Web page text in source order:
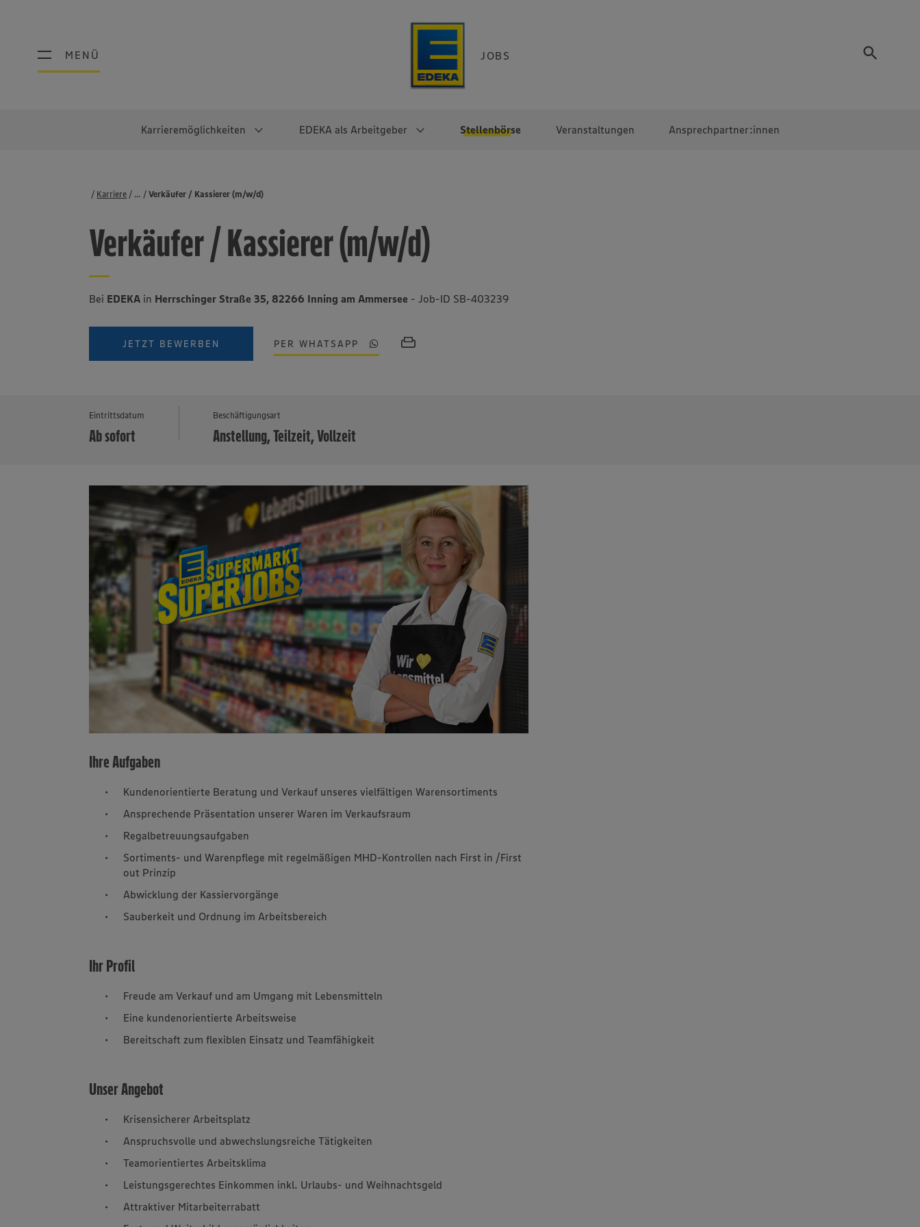
MENÜ JOBS
MENÜ
Karrieremöglichkeiten EDEKA als Arbeitgeber Stellenbörse Veranstaltungen Ansprechpartner:innen
Schülerpraktikum Abschlussarbeiten
Werkstudierendentätigkeit
Direkteinstieg
Noch Fragen?
Faires Gehalt
Diversität
Lebensmittelproduktion
Lager & Logistik
EDEKA-Zentrale
EDEKA Fruchtkontor
EDEKA-
Regionalgesellschaften
Karriere Stellenbörse
Verkäufer / Kassierer (m/w/d)
...
Verkäufer / Kassierer (m/w/d)
Bei EDEKA in Herrschinger Straße 35, 82266 Inning am Ammersee - Job-ID SB-403239
JETZT BEWERBEN PER WHATSAPP
Eintrittsdatum
Ab sofort
Beschäftigungsart
Anstellung, Teilzeit, Vollzeit
Ihre Aufgaben
Kundenorientierte Beratung und Verkauf unseres vielfältigen Warensortiments
Ansprechende Präsentation unserer Waren im Verkaufsraum
Regalbetreuungsaufgaben
Sortiments- und Warenpflege mit regelmäßigen MHD-Kontrollen nach First in /First
out Prinzip
Abwicklung der Kassiervorgänge
Sauberkeit und Ordnung im Arbeitsbereich
Ihr Profil
Freude am Verkauf und am Umgang mit Lebensmitteln
Eine kundenorientierte Arbeitsweise
Bereitschaft zum flexiblen Einsatz und Teamfähigkeit
Unser Angebot
Krisensicherer Arbeitsplatz
Anspruchsvolle und abwechslungsreiche Tätigkeiten
Teamorientiertes Arbeitsklima
Leistungsgerechtes Einkommen inkl. Urlaubs- und Weihnachtsgeld
Attraktiver Mitarbeiterrabatt